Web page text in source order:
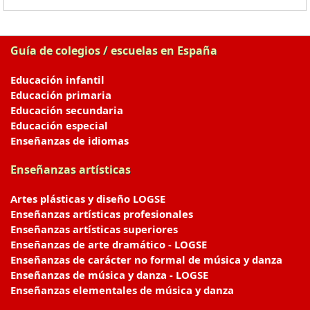
Guía de colegios / escuelas en España
Educación infantil
Educación primaria
Educación secundaria
Educación especial
Enseñanzas de idiomas
Enseñanzas artísticas
Artes plásticas y diseño LOGSE
Enseñanzas artísticas profesionales
Enseñanzas artísticas superiores
Enseñanzas de arte dramático - LOGSE
Enseñanzas de carácter no formal de música y danza
Enseñanzas de música y danza - LOGSE
Enseñanzas elementales de música y danza